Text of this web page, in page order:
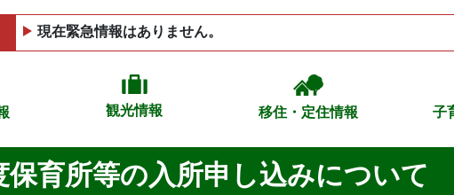
現在緊急情報はありません。
観光情報 移住・定住情報 子
保育所等の入所申し込みについて